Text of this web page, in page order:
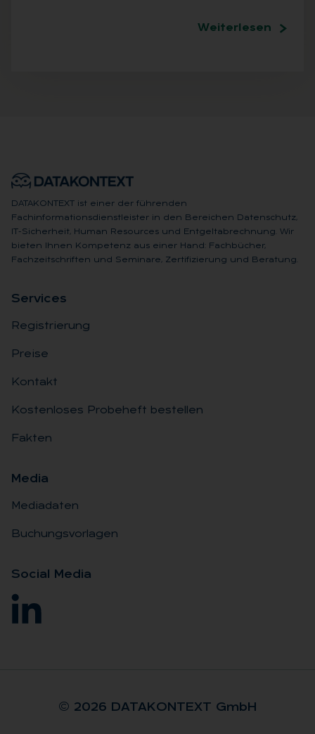
Weiterlesen
DATAKONTEXT ist einer der führenden
Fachinformationsdienstleister in den Bereichen Datenschutz,
IT-Sicherheit, Human Resources und Entgeltabrechnung. Wir
bieten Ihnen Kompetenz aus einer Hand: Fachbücher,
Fachzeitschriften und Seminare, Zertifizierung und Beratung.
Ser­vices
Registrierung
Preise
Kontakt
Kostenloses Probeheft bestellen
Fakten
Me­dia
Mediadaten
Buchungsvorlagen
So­ci­al Me­dia
© 2026 DA­TA­KON­TEXT GmbH